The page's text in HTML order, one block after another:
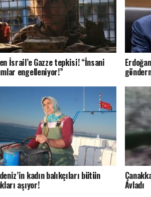
İsrail’e Gazze tepkisi! “İnsani
engelleniyor!”
kadın balıkçıları bütün
aşıyor! Avladı